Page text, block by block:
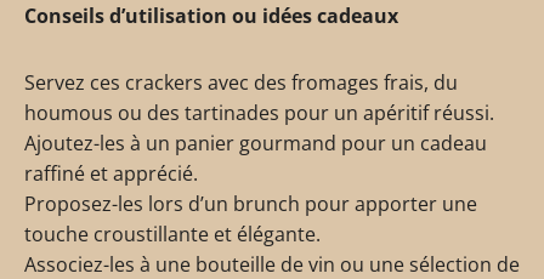
Conseils d’utilisation ou idées cadeaux
Servez ces crackers avec des fromages frais, du
houmous ou des tartinades pour un apéritif réussi.
Ajoutez-les à un panier gourmand pour un cadeau
raffiné et apprécié.
Proposez-les lors d’un brunch pour apporter une
touche croustillante et élégante.
Associez-les à une bouteille de vin ou une sélection de